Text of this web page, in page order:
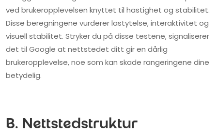
ved brukeropplevelsen knyttet til hastighet og stabilitet.
Disse beregningene vurderer lastytelse, interaktivitet og
visuell stabilitet. Stryker du på disse testene, signaliserer
det til Google at nettstedet ditt gir en dårlig
brukeropplevelse, noe som kan skade rangeringene dine
betydelig.
B. Nettstedstruktur